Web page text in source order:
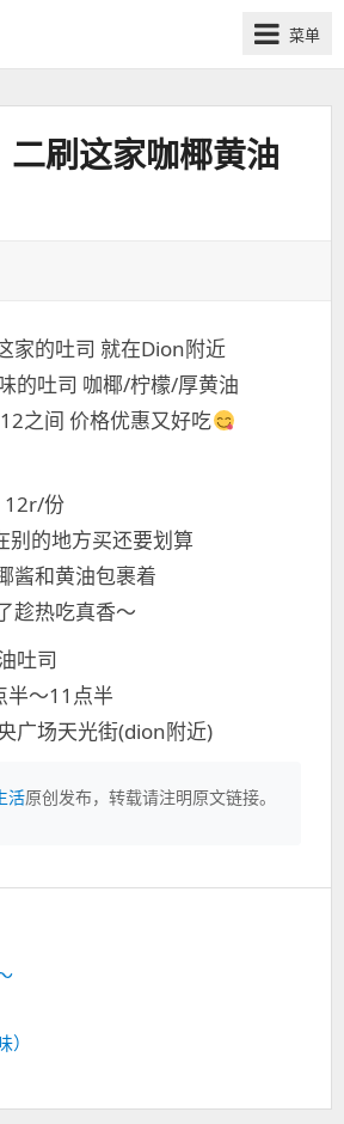
菜单
刷这家咖椰黄油
家的吐司 就在Dion附近
的吐司 咖椰/柠檬/厚黄油
之间 价格优惠又好吃
12r/份
别的地方买还要划算
酱和黄油包裹着
趁热吃真香～
吐司
半～11点半
广场天光街(dion附近)
活原创发布，转载请注明原文链接。